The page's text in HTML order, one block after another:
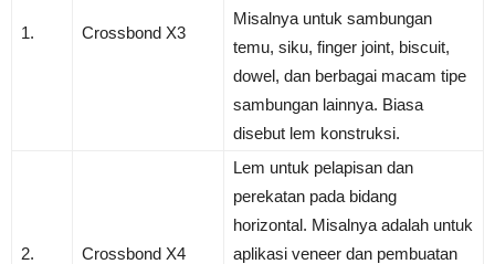
1. Crossbond X3
Misalnya untuk sambungan
temu, siku, finger joint, biscuit,
dowel, dan berbagai macam tipe
sambungan lainnya. Biasa
disebut lem konstruksi.
2. Crossbond X4
Lem untuk pelapisan dan
perekatan pada bidang
horizontal. Misalnya adalah untuk
aplikasi veneer dan pembuatan